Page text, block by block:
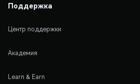
Поддержка
Центр поддержки
Академия
Learn & Earn